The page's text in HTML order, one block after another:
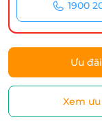
1900
Ưu
Xem